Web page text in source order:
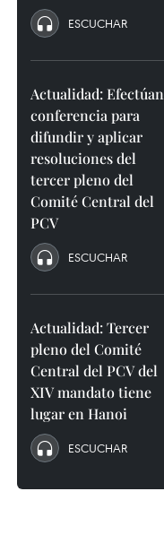
ESCUCHAR
Actualidad: Efectúan
conferencia para
difundir y aplicar
resoluciones del
tercer pleno del
Comité Central del
PCV
ESCUCHAR
Actualidad: Tercer
pleno del Comité
Central del PCV del
XIV mandato tiene
lugar en Hanoi
ESCUCHAR